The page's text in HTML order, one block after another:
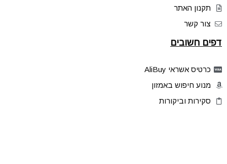
תקנון האתר
צור קשר
דפים חשובים
כרטיס אשראי AliBuy
מנוע חיפוש באמזון
סקירות וביקורות